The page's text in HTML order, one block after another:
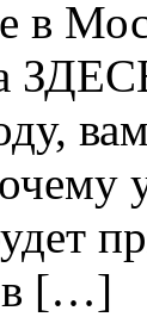
в
[…]